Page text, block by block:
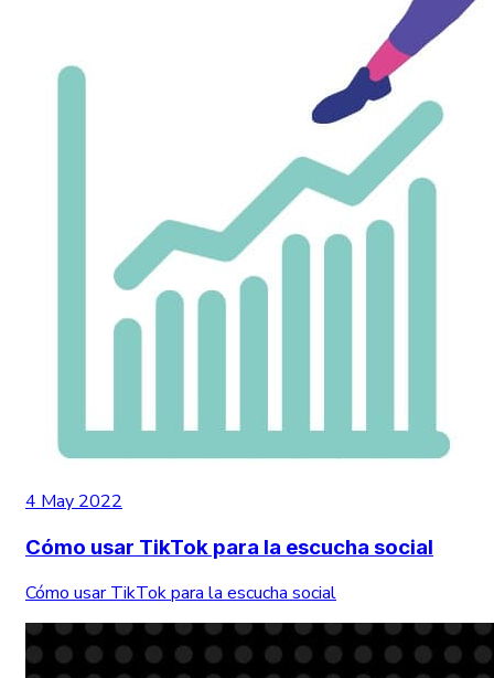
4 May 2022
Cómo usar TikTok para la escucha social
Cómo usar TikTok para la escucha social